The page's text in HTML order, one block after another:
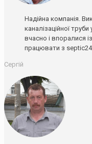
Надійна компанія.
каналізаційної
вчасно і впоралися
працювати з septic24
Сергій